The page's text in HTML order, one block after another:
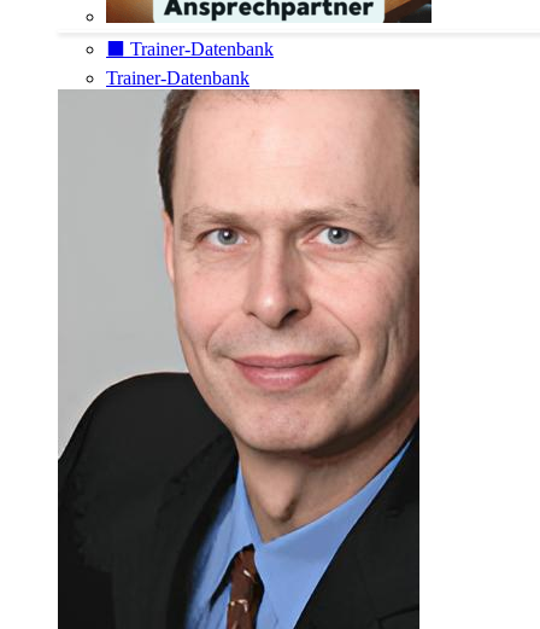
⬛️ Trainer-Datenbank
Trainer-Datenbank